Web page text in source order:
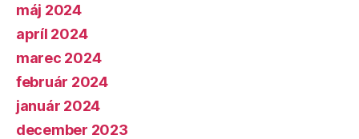
máj 2024
apríl 2024
marec 2024
február 2024
január 2024
december 2023